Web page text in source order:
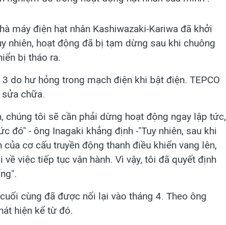
máy điện hạt nhân Kashiwazaki-Kariwa đã khởi
nhiên, hoạt động đã bị tạm dừng sau khi chuông
bị tháo ra.
do hư hỏng trong mạch điện khi bật điện. TEPCO
chữa.
chúng tôi sẽ cần phải dừng hoạt động ngay lập tức,
đó" - ông Inagaki khẳng định -"Tuy nhiên, sau khi
cơ cấu truyền động thanh điều khiển vang lên,
việc tiếp tục vận hành. Vì vậy, tôi đã quyết định
cùng đã được nối lại vào tháng 4. Theo ông
hiện kể từ đó.